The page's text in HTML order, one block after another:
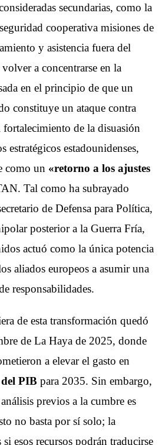
secundarias, como la
cooperativa misiones de
y asistencia fuera del
a concentrarse en la
en el principio de que un
constituye un ataque contra
de la disuasión
estratégicos estadounidenses,
como un «retorno a los ajustes
Tal como ha subrayado
de Defensa para Política,
posterior a la Guerra Fría,
actuó como la única potencia
aliados europeos a asumir una
responsabilidades.
de esta transformación quedó
de La Haya de 2025, donde
a elevar el gasto en
PIB para 2035. Sin embargo,
previos a la cumbre es
no basta por sí solo; la
si esos recursos podrán traducirse